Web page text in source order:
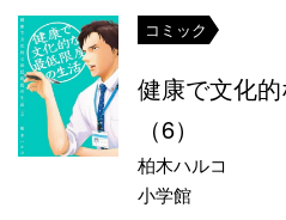
コミック
健康で文化
（6）
柏木ハルコ
小学館